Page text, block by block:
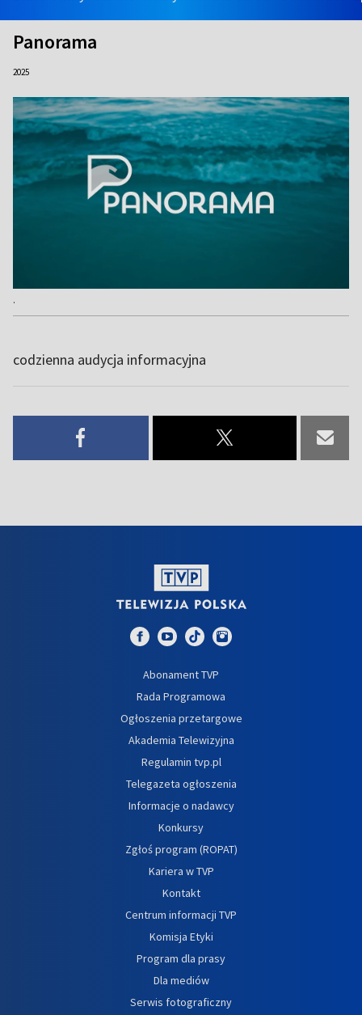
Panorama
2025
.
codzienna audycja informacyjna
Abonament TVP
Rada Programowa
Ogłoszenia przetargowe
Akademia Telewizyjna
Regulamin tvp.pl
Telegazeta ogłoszenia
Informacje o nadawcy
Konkursy
Zgłoś program (ROPAT)
Kariera w TVP
Kontakt
Centrum informacji TVP
Komisja Etyki
Program dla prasy
Dla mediów
Serwis fotograficzny